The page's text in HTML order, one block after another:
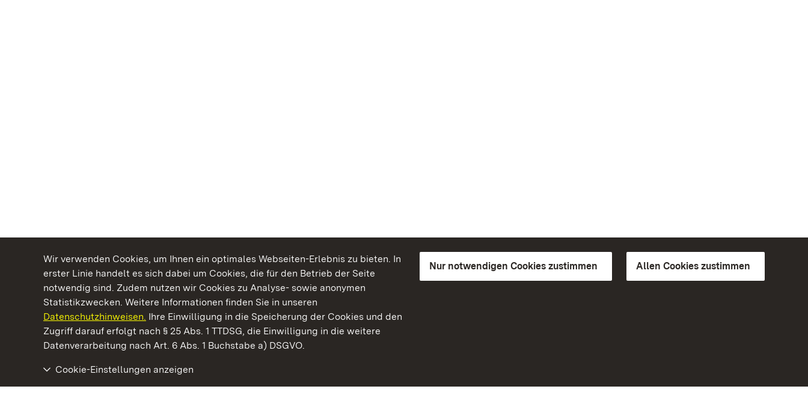
Wir verwenden Cookies, um Ihnen ein optimales Webseiten-Erlebnis zu bieten. In
erster Linie handelt es sich dabei um Cookies, die für den Betrieb der Seite
notwendig sind. Zudem nutzen wir Cookies zu Analyse- sowie anonymen
Statistikzwecken. Weitere Informationen finden Sie in unseren
Datenschutzhinweisen. Ihre Einwilligung in die Speicherung der Cookies und den
Zugriff darauf erfolgt nach § 25 Abs. 1 TTDSG, die Einwilligung in die weitere
Datenverarbeitung nach Art. 6 Abs. 1 Buchstabe a) DSGVO.
Nur notwendigen Cookies zustimmen Allen Cookies zustimmen
Cookie-Einstellungen anzeigen
Kommen. Staunen. Genießen.